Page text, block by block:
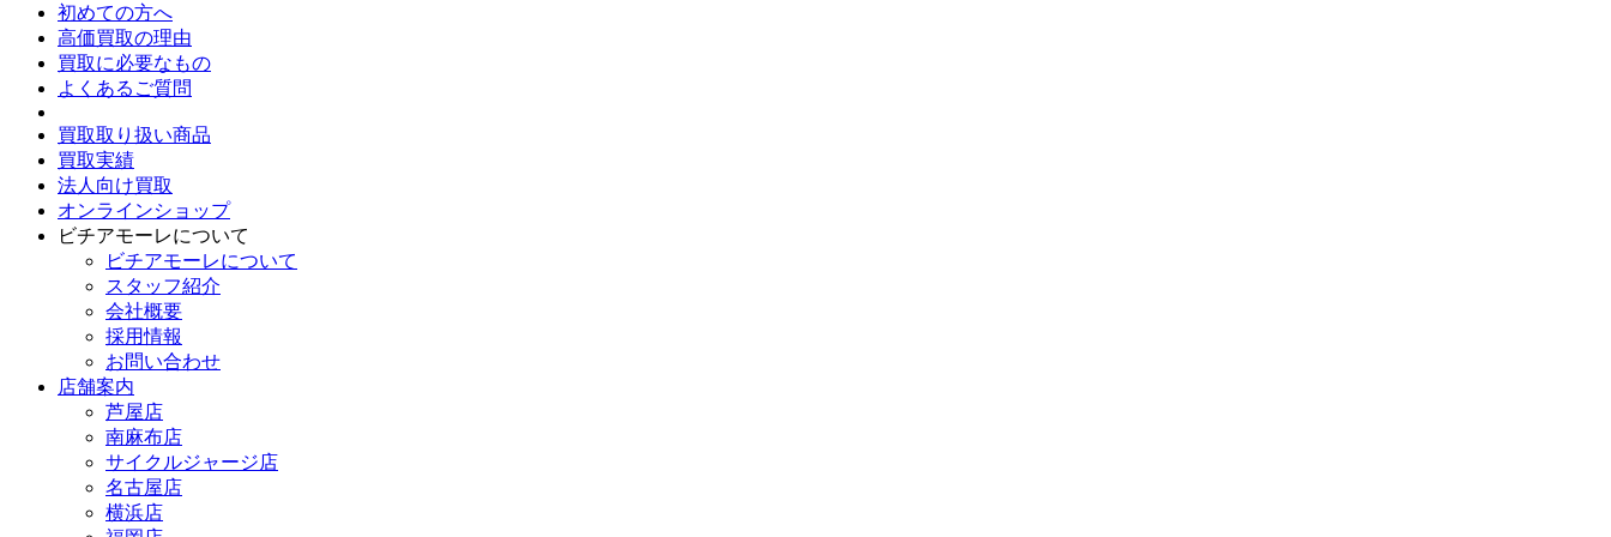
初めての方へ
高価買取の理由
買取に必要なもの
よくあるご質問
買取取り扱い商品
買取実績
法人向け買取
オンラインショップ
ビチアモーレについて
ビチアモーレについて
スタッフ紹介
会社概要
採用情報
お問い合わせ
店舗案内
芦屋店
南麻布店
サイクルジャージ店
名古屋店
横浜店